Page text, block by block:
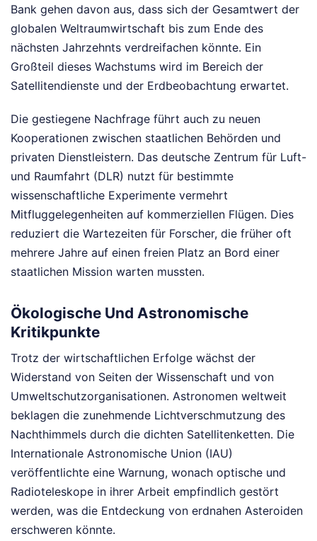
Bank gehen davon aus, dass sich der Gesamtwert der
globalen Weltraumwirtschaft bis zum Ende des
nächsten Jahrzehnts verdreifachen könnte. Ein
Großteil dieses Wachstums wird im Bereich der
Satellitendienste und der Erdbeobachtung erwartet.
Die gestiegene Nachfrage führt auch zu neuen
Kooperationen zwischen staatlichen Behörden und
privaten Dienstleistern. Das deutsche Zentrum für Luft-
und Raumfahrt (DLR) nutzt für bestimmte
wissenschaftliche Experimente vermehrt
Mitfluggelegenheiten auf kommerziellen Flügen. Dies
reduziert die Wartezeiten für Forscher, die früher oft
mehrere Jahre auf einen freien Platz an Bord einer
staatlichen Mission warten mussten.
Ökologische Und Astronomische
Kritikpunkte
Trotz der wirtschaftlichen Erfolge wächst der
Widerstand von Seiten der Wissenschaft und von
Umweltschutzorganisationen. Astronomen weltweit
beklagen die zunehmende Lichtverschmutzung des
Nachthimmels durch die dichten Satellitenketten. Die
Internationale Astronomische Union (IAU)
veröffentlichte eine Warnung, wonach optische und
Radioteleskope in ihrer Arbeit empfindlich gestört
werden, was die Entdeckung von erdnahen Asteroiden
erschweren könnte.